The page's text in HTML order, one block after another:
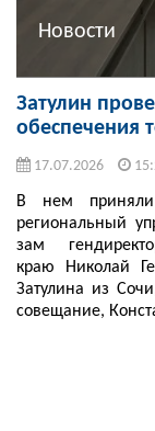
Новости
Затулин
обеспечения
17.07.2026
В нем приняли
региональный
зам
краю Николай
Затулина из
совещание,